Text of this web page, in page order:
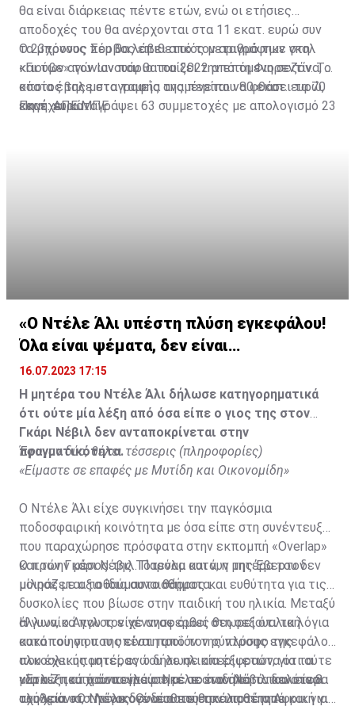
θα είναι διάρκειας πέντε ετών, ενώ οι ετήσιες
αποδοχές του θα ανέρχονται στα 11 εκατ. ευρώ συν
τα μπόνους που θα λάβει από τον αριθμό των γκολ
και των αγώνων που θα παίξει την επόμενη σεζόν. Το
κόστος της μεταγραφής αναμένεται να φθάσει τα 70
εκατ. ευρώ.
Ο 23χρονος Σέρβος επιθετικός μεταγράφηκε στη
«Γιούβε» τον Ιανουάριο του 2022 από τη Φιορεντίνα, η
οποία έβαλε στα ταμεία της περίπου 80 εκατ. ευρώ,
και έχει καταγράψει 63 συμμετοχές με απολογισμό 23
Πηγή: ΑΠΕ ΜΠΕ
«Ο Ντέλε Άλι υπέστη πλύση εγκεφάλου!
Όλα είναι ψέματα, δεν είναι
υιοθετημένος»
16.07.2023 17:15
Η μητέρα του Ντέλε Άλι δήλωσε κατηγορηματικά
ότι ούτε μία λέξη από όσα είπε ο γιος της στον
Γκάρι Νέβιλ δεν ανταποκρίνεται στην
πραγματικότητα.
Έφυγαν δύο, θέλει τέσσερις (πληροφορίες)
«Είμαστε σε επαφές με Μυτίδη και Οικονομίδη»
Ο Ντέλε Άλι είχε συγκινήσει την παγκόσμια
ποδοσφαιρική κοινότητα με όσα είπε στη συνέντευξη
που παραχώρησε πρόσφατα στην εκπομπή «Overlap»
και τον Γκάρι Νέβιλ. Παρόλα αυτά, η μητέρα του δεν
μοιράζεται τα ίδια συναισθήματα.
Ο πρώην μέσος της Τότεναμ και νυν της Έβερτον
μίλησε με αξιοθαύμαστο θάρρος και ευθύτητα για τις
δυσκολίες που βίωσε στην παιδική του ηλικία. Μεταξύ
άλλων, ο Άγγλος είχε αναφερθεί στη σεξουαλική
κακοποίηση που υπέστη από τον σύντροφο της
αλκοολικής μητέρας του σε ηλικία έξι ετών, για τα
ναρκωτικά που πουλούσε με το ποδήλατό του στα 8
του χρόνια, την οικογένεια που τον υιοθέτησε και για
Η γυναίκα που τον γέννησε όμως θεωρεί ότι τα λόγια
αυτά του γιου της είναι προϊόν της πλύσης εγκεφάλου
που έχει υποστεί, ενώ δήλωσε απερίφραστα ότι ούτε
μία λέξη από όσα είπε ο Ντέλε στον Νέβιλ δεν είναι
αλήθεια. «Ο Ντέλε δεν υιοθετήθηκε ποτέ από
«Στα 7 του χρόνια γράφτηκε σε ένα από τα καλύτερα
σχολεία στο Λάγος. Ουδέποτε εστάλη στην Αφρική για